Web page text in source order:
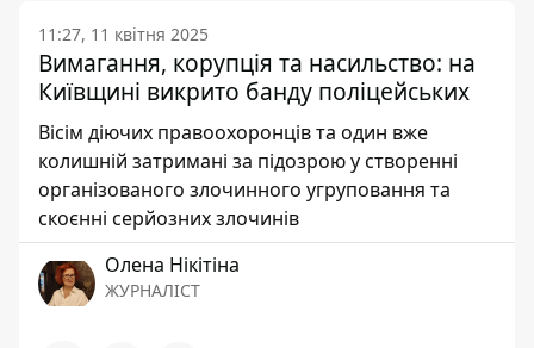
11:27, 11 квітня 2025
Вимагання, корупція та насильство: на
Київщині викрито банду поліцейських
Вісім діючих правоохоронців та один вже
колишній затримані за підозрою у створенні
організованого злочинного угруповання та
скоєнні серйозних злочинів
Олена Нікітіна
ЖУРНАЛІСТ